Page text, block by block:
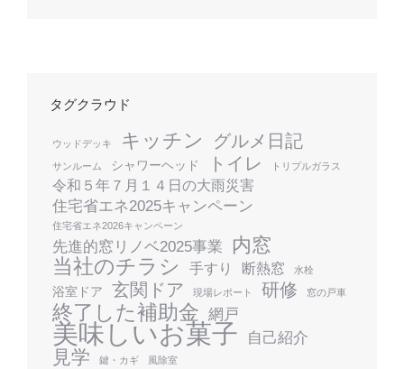
タグクラウド
ウッドデッキ キッチン グルメ日記
サンルーム シャワーヘッド トイレ トリプルガラス
令和５年７月１４日の大雨災害
住宅省エネ2025キャンペーン
住宅省エネ2026キャンペーン
先進的窓リノベ2025事業 内窓
当社のチラシ 手すり 断熱窓 水栓
浴室ドア 玄関ドア 現場レポート 研修 窓の戸車
終了した補助金 網戸
美味しいお菓子 自己紹介
見学 鍵・カギ 風除室